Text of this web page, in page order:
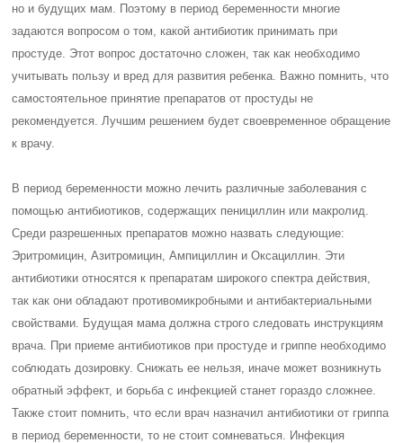
но и будущих мам. Поэтому в период беременности многие
задаются вопросом о том, какой антибиотик принимать при
простуде. Этот вопрос достаточно сложен, так как необходимо
учитывать пользу и вред для развития ребенка. Важно помнить, что
самостоятельное принятие препаратов от простуды не
рекомендуется. Лучшим решением будет своевременное обращение
к врачу.
В период беременности можно лечить различные заболевания с
помощью антибиотиков, содержащих пенициллин или макролид.
Среди разрешенных препаратов можно назвать следующие:
Эритромицин, Азитромицин, Ампициллин и Оксациллин. Эти
антибиотики относятся к препаратам широкого спектра действия,
так как они обладают противомикробными и антибактериальными
свойствами. Будущая мама должна строго следовать инструкциям
врача. При приеме антибиотиков при простуде и гриппе необходимо
соблюдать дозировку. Снижать ее нельзя, иначе может возникнуть
обратный эффект, и борьба с инфекцией станет гораздо сложнее.
Также стоит помнить, что если врач назначил антибиотики от гриппа
в период беременности, то не стоит сомневаться. Инфекция